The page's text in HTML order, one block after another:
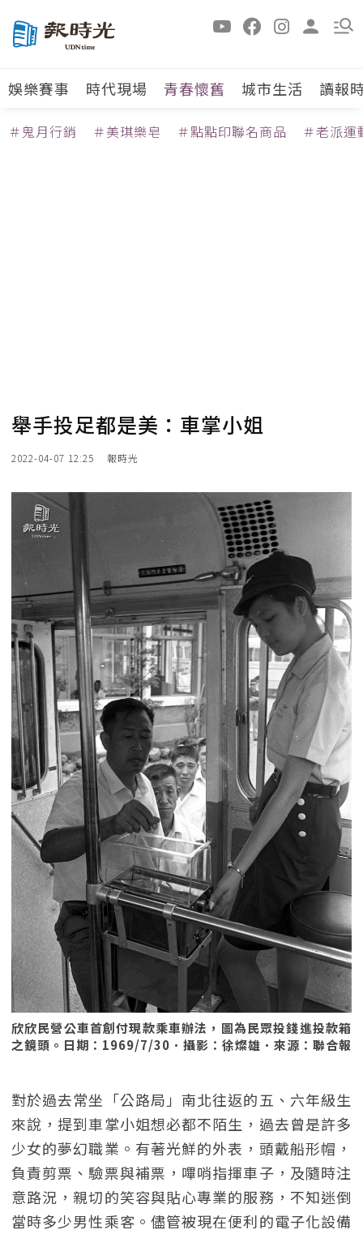
娛樂賽事 時代現場 青春懷舊 城市生活 讀報
＃鬼月行銷 ＃美琪樂皂 ＃點點印聯名商品 ＃老派運
舉手投足都是美：車掌小姐
2022-04-07 12:25 報時光
欣欣民營公車首創付現款乘車辦法，圖為民眾投錢進投款箱
之鏡頭。日期：1969/7/30．攝影：徐燦雄．來源：聯合報
對於過去常坐「公路局」南北往返的五、六年級生
來說，提到車掌小姐想必都不陌生，過去曾是許多
少女的夢幻職業。有著光鮮的外表，頭戴船形帽，
負責剪票、驗票與補票，嗶哨指揮車子，及隨時注
意路況，親切的笑容與貼心專業的服務，不知迷倒
當時多少男性乘客。儘管被現在便利的電子化設備